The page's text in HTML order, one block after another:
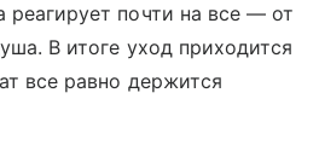
реагирует почти на все — от
В итоге уход приходится
все равно держится